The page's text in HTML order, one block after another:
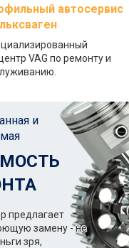
автосервис
VAG по ремонту и
и
предлагает
замену - не
зря,